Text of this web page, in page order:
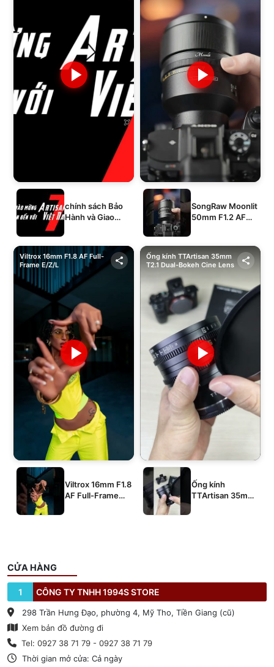
chính sách Bảo
Hành và Giao
SongRaw Moonlit
50mm F1.2 AF
Viltrox 16mm F1.8 AF Full-
Frame E/Z/L
Viltrox 16mm F1.8
AF Full-Frame
Ống kính TTArtisan 35mm
T2.1 Dual-Bokeh Cine Lens
Ống kính
TTArtisan 35mm
CỬA HÀNG
1 CÔNG TY TNHH 1994S STORE
298 Trần Hưng Đạo, phường 4, Mỹ Tho, Tiền Giang (cũ)
Xem bản đồ đường đi
Tel: 0927 38 71 79 - 0927 38 71 79
Thời gian mở cửa: Cả ngày